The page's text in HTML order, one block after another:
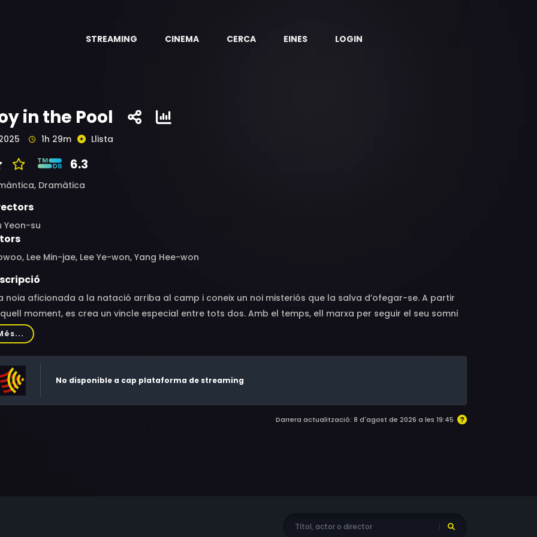
STREAMING CINEMA CERCA EINES LOGIN
in the Pool
1h 29m Llista
6.3
Dramàtica
Yeon-su
Lee Min-jae, Lee Ye-won, Yang Hee-won
noia aficionada a la natació arriba al camp i coneix un noi misteriós que la salva d’ofegar-se. A partir
moment, es crea un vincle especial entre tots dos. Amb el temps, ell marxa per seguir el seu somni
a nedador. Ella l’anima des de la distància mentre ell lluita amb els seus sentiments.
No disponible a cap plataforma de streaming
Darrera actualització: 8 d'agost de 2026 a les 19:45